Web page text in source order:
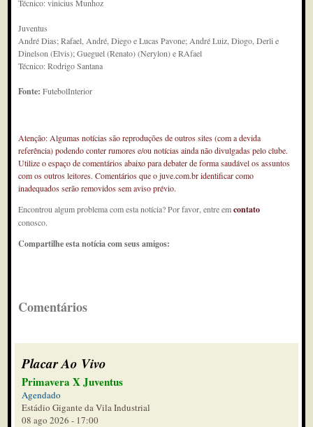
Técnico: vinicius Munhoz
Juventus
André Dias; Rafael, André, Diego e Lucas Pavone; André Luiz, Diogo, Derli e
Dinelson (Elvis); Gueguel (Renato) (Nerylon) e RAfael
Técnico: Rodrigo Santana
Fonte:FutebolInterior
Atenção: Algumas notícias são reproduções de outros sites (com a devida
referência) podendo conter rumores e/ou notícias ainda não divulgadas pelo clube.
Utilize o espaço de comentários abaixo para debater de forma saudável os assuntos
com os outros leitores. Comentários que o juve.com.br identificar como
inadequados serão removidos sem aviso prévio.
Encontrou algum problema com esta notícia? Por favor, entre emcontato
conosco.
Compartilhe esta notícia com seus amigos:
Comentários
Placar Ao Vivo
Primavera X Juventus
Agendado
Estádio Gigante da Vila Industrial
08 ago 2026 - 17:00